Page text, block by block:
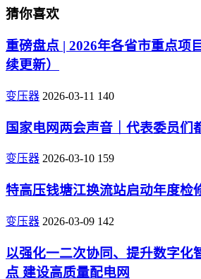
猜你喜欢
重磅盘点 | 2026年各省市重点项
续更新）
变压器 2026-03-11 140
国家电网两会声音｜代表委员们
变压器 2026-03-10 159
特高压钱塘江换流站启动年度检
变压器 2026-03-09 142
以强化一二次协同、提升数字化
点 建设高质量配电网